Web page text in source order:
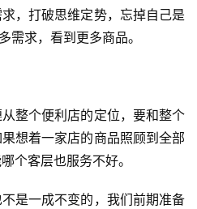
，打破思维定势，忘掉自己是
需求，看到更多商品。
整个便利店的定位，要和整个
想着一家店的商品照顾到全部
个客层也服务不好。
是一成不变的，我们前期准备